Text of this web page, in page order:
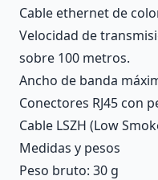
Cable ethernet de
Velocidad de
sobre 100 metros.
Ancho de banda
Conectores RJ45 con
Cable LSZH (Low
Medidas y pesos
Peso bruto: 30 g